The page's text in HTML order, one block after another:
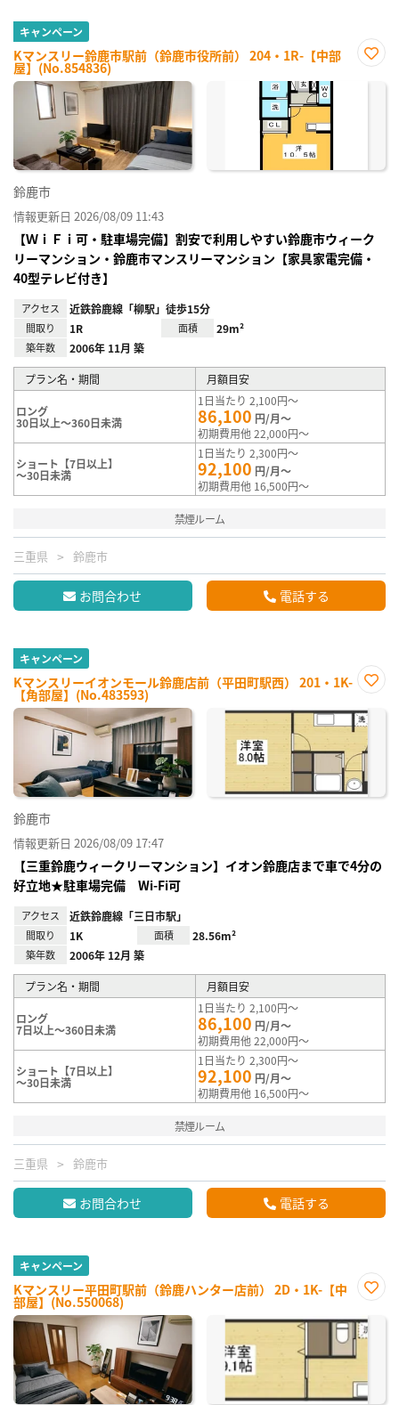
キャンペーン
Kマンスリー鈴鹿市駅前（鈴鹿市役所前） 204・1R-【中部
屋】(No.854836)
に入
鈴鹿市
情報更新日 2026/08/09 11:43
【ＷｉＦｉ可・駐車場完備】割安で利用しやすい鈴鹿市ウィーク
リーマンション・鈴鹿市マンスリーマンション【家具家電完備・
40型テレビ付き】
アクセス 近鉄鈴鹿線「柳駅」徒歩15分
間取り 1R 面積 29m²
築年数 2006年 11月 築
プラン名・期間 月額目安
ロング
30日以上～360日未満
1日当たり 2,100円～
86,100 円/月～
初期費用他 22,000円～
ショート【7日以上】
～30日未満
1日当たり 2,300円～
92,100 円/月～
初期費用他 16,500円～
禁煙ルーム
三重県 鈴鹿市
お問合わせ 電話する
キャンペーン
Kマンスリーイオンモール鈴鹿店前（平田町駅西） 201・1K-
【角部屋】(No.483593)
に入
り登
鈴鹿市
情報更新日 2026/08/09 17:47
【三重鈴鹿ウィークリーマンション】イオン鈴鹿店まで車で4分の
好立地★駐車場完備 Wi-Fi可
アクセス 近鉄鈴鹿線「三日市駅」
間取り 1K 面積 28.56m²
築年数 2006年 12月 築
プラン名・期間 月額目安
ロング
7日以上～360日未満
1日当たり 2,100円～
86,100 円/月～
初期費用他 22,000円～
ショート【7日以上】
～30日未満
1日当たり 2,300円～
92,100 円/月～
初期費用他 16,500円～
禁煙ルーム
三重県 鈴鹿市
お問合わせ 電話する
キャンペーン
Kマンスリー平田町駅前（鈴鹿ハンター店前） 2D・1K-【中
部屋】(No.550068)
に入
り登
録